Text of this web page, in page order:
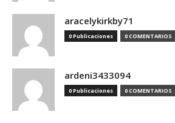
aracelykirkby71
0 Publicaciones 0 COMENTARIOS
ardeni3433094
0 Publicaciones 0 COMENTARIOS